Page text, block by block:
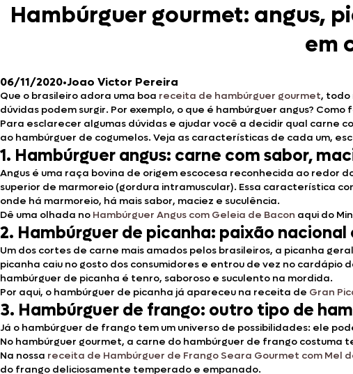
Hambúrguer gourmet: angus,
em
06/11/2020•Joao Victor Pereira
Que o brasileiro adora uma boa receita de hambúrguer gourmet, todo
dúvidas podem surgir. Por exemplo, o que é hambúrguer angus?
Para esclarecer algumas dúvidas e ajudar você a decidir qual carne
ao hambúrguer de cogumelos. Veja as características de cada um,
1. Hambúrguer angus: carne com sabor,
Angus é uma raça bovina de origem escocesa reconhecida ao redor
superior de marmoreio (gordura intramuscular). Essa característica
onde há marmoreio, há mais sabor, maciez e suculência.
Dê uma olhada no Hambúrguer Angus com Geleia de Bacon aqui do
2. Hambúrguer de picanha: paixão
Um dos cortes de carne mais amados pelos brasileiros, a picanha
picanha caiu no gosto dos consumidores e entrou de vez no
hambúrguer de picanha é tenro, saboroso e suculento na mordida.
Por aqui, o hambúrguer de picanha já apareceu na receita de Gran
3. Hambúrguer de frango: outro tipo de
Já o hambúrguer de frango tem um universo de possibilidades: ele
No hambúrguer gourmet, a carne do hambúrguer de frango costuma
Na nossa receita de Hambúrguer de Frango Seara Gourmet com Mel
do frango deliciosamente temperado e empanado.